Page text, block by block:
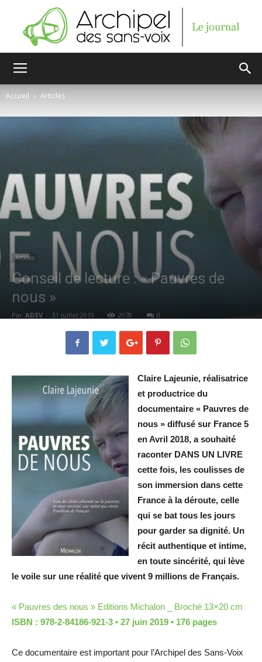
sans-
voix
Accueil Articles
Articles
Conseil de lecture : « Pauvres de
nous »
Par ADSV - 31 juillet 2019 2078 0
Claire Lajeunie, réalisatrice
et productrice du
documentaire « Pauvres de
nous » diffusé sur France 5
en Avril 2018, a souhaité
raconter DANS UN LIVRE
cette fois, les coulisses de
son immersion dans cette
France à la déroute, celle
qui se bat tous les jours
pour garder sa dignité. Un
récit authentique et intime,
en toute sincérité, qui lève
le voile sur une réalité que vivent 9 millions de Français.
« Pauvres des nous » Editions Michalon _ Broché 13×20 cm
ISBN : 978-2-84186-921-3 • 27 juin 2019 • 176 pages
Ce documentaire est important pour l’Archipel des Sans-Voix